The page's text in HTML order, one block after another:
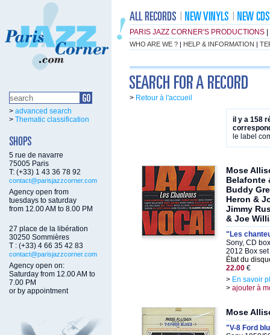
PARIS JAZZ CORNER'S PRODUCTIONS
WHO ARE WE ? | HELP & INFORMATION |
> advanced search
> Thematic classification
5 rue de navarre
75005 Paris
T: (+33) 1 43 36 78 92
contact@parisjazzcorner.com
Agency open from
tuesdays to saturday
from 12.00 AM to 8.00 PM
27 place de la libération
30250 Sommières
T : (+33) 4 66 35 42 83
contact@parisjazzcorner.com
Agency open on:
Saturday from 12.00 AM to
7.00 PM
or by appointment
> Retour à l'accueil
il y a 158
le label
Mose
Belafonte
Buddy
Heron &
Jimmy
& Joe
"Les
Sony, CD
2012 Box
État du
22.00 €
> En savoir
> ajouter à
Mose
"V-8 Ford